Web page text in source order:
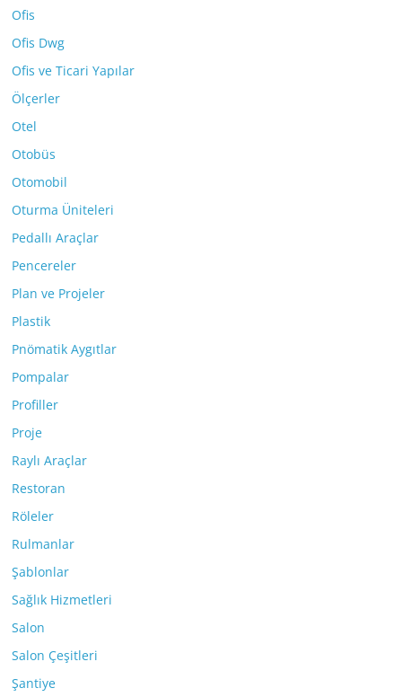
Ofis
Ofis Dwg
Ofis ve Ticari Yapılar
Ölçerler
Otel
Otobüs
Otomobil
Oturma Üniteleri
Pedallı Araçlar
Pencereler
Plan ve Projeler
Plastik
Pnömatik Aygıtlar
Pompalar
Profiller
Proje
Raylı Araçlar
Restoran
Röleler
Rulmanlar
Şablonlar
Sağlık Hizmetleri
Salon
Salon Çeşitleri
Şantiye